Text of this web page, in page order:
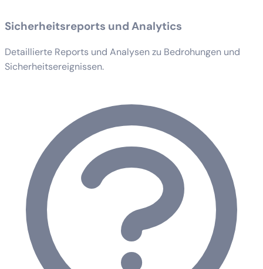
Sicherheitsreports und Analytics
Detaillierte Reports und Analysen zu Bedrohungen und
Sicherheitsereignissen.